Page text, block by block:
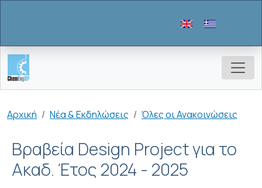
Breadcrumb
Αρχική Νέα & Εκδηλώσεις Όλες οι Ανακοινώσεις
Βραβεία Design Project για το
Ακαδ. Έτος 2024 - 2025